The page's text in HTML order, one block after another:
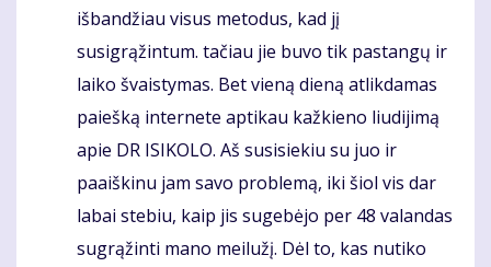
išbandžiau visus metodus, kad jį
susigrąžintum. tačiau jie buvo tik pastangų ir
laiko švaistymas. Bet vieną dieną atlikdamas
paiešką internete aptikau kažkieno liudijimą
apie DR ISIKOLO. Aš susisiekiu su juo ir
paaiškinu jam savo problemą, iki šiol vis dar
labai stebiu, kaip jis sugebėjo per 48 valandas
sugrąžinti mano meilužį. Dėl to, kas nutiko